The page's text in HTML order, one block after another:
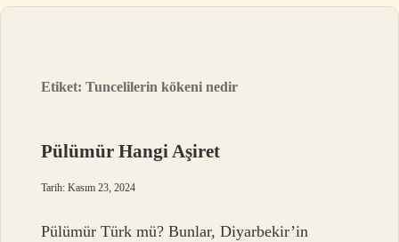
Etiket:Tuncelilerin kökeni nedir
Pülümür Hangi Aşiret
Tarih: Kasım 23, 2024
Pülümür Türk mü? Bunlar, Diyarbekir’in